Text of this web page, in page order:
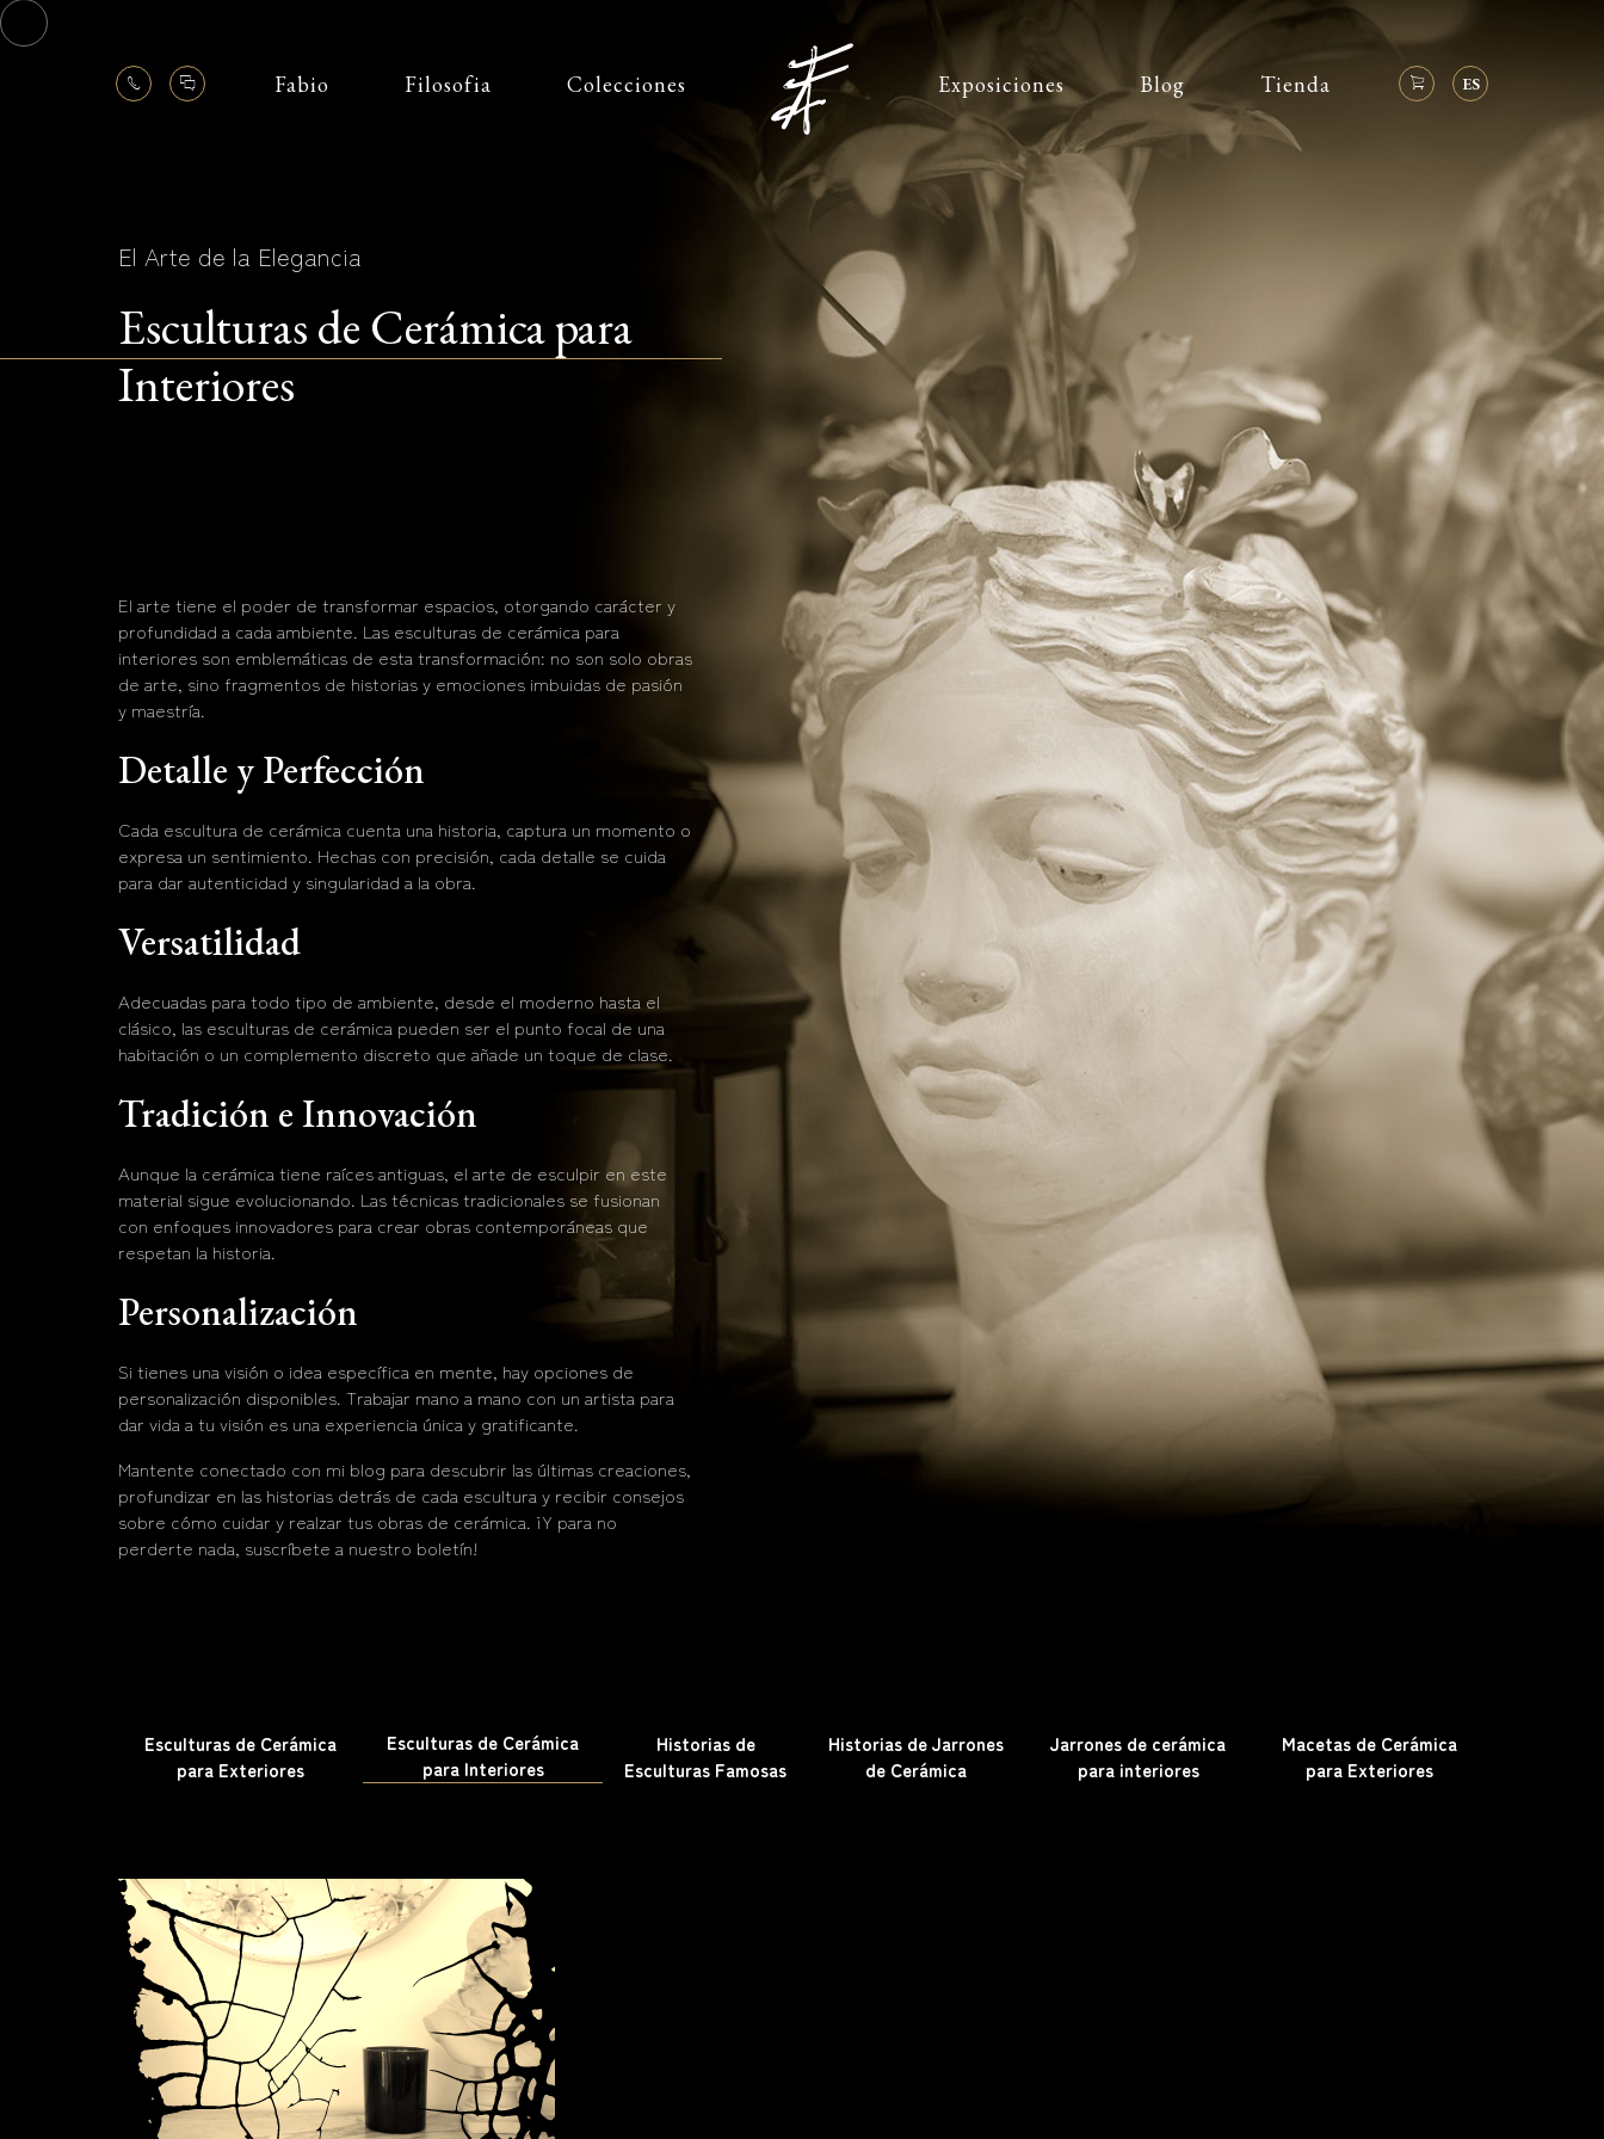
ES
Fabio Filosofia Colecciones Exposiciones Blog Tienda
El Arte de la Elegancia
Esculturas de Cerámica para
Interiores
El arte tiene el poder de transformar espacios, otorgando carácter y
profundidad a cada ambiente. Las esculturas de cerámica para
interiores son emblemáticas de esta transformación: no son solo obras
de arte, sino fragmentos de historias y emociones imbuidas de pasión
y maestría.
Detalle y Perfección
Cada escultura de cerámica cuenta una historia, captura un momento o
expresa un sentimiento. Hechas con precisión, cada detalle se cuida
para dar autenticidad y singularidad a la obra.
Versatilidad
Adecuadas para todo tipo de ambiente, desde el moderno hasta el
clásico, las esculturas de cerámica pueden ser el punto focal de una
habitación o un complemento discreto que añade un toque de clase.
Tradición e Innovación
Aunque la cerámica tiene raíces antiguas, el arte de esculpir en este
material sigue evolucionando. Las técnicas tradicionales se fusionan
con enfoques innovadores para crear obras contemporáneas que
respetan la historia.
Personalización
Si tienes una visión o idea específica en mente, hay opciones de
personalización disponibles. Trabajar mano a mano con un artista para
dar vida a tu visión es una experiencia única y gratificante.
Mantente conectado con mi blog para descubrir las últimas creaciones,
profundizar en las historias detrás de cada escultura y recibir consejos
sobre cómo cuidar y realzar tus obras de cerámica. ¡Y para no
perderte nada, suscríbete a nuestro boletín!
Esculturas de Cerámica
para Exteriores
Esculturas de Cerámica
para Interiores
Historias de
Esculturas Famosas
Historias de Jarrones
de Cerámica
Jarrones de cerámica
para interiores
Macetas de Cerámica
para Exteriores